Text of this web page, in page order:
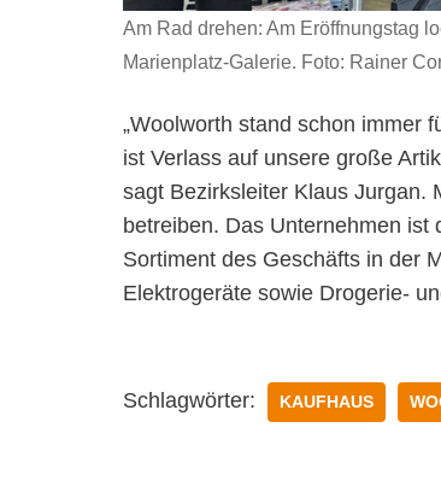
Am Rad drehen: Am Eröffnungstag
Marienplatz-Galerie. Foto: Rainer
„Woolworth stand schon immer
ist Verlass auf unsere große
sagt Bezirksleiter Klaus Jurgan.
betreiben. Das Unternehmen ist
Sortiment des Geschäfts in der
Elektrogeräte sowie Drogerie-
Schlagwörter: KAUFHAUS